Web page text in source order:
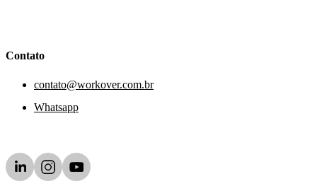
Contato
contato@workover.com.br
Whatsapp